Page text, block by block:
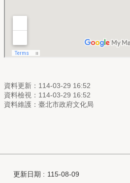
資料更新：114-03-29 16:52
資料檢視：114-03-29 16:52
資料維護：臺北市政府文化局
更新日期 115-08-09